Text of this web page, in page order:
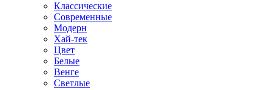
Классические
Современные
Модерн
Хай-тек
Цвет
Белые
Венге
Светлые